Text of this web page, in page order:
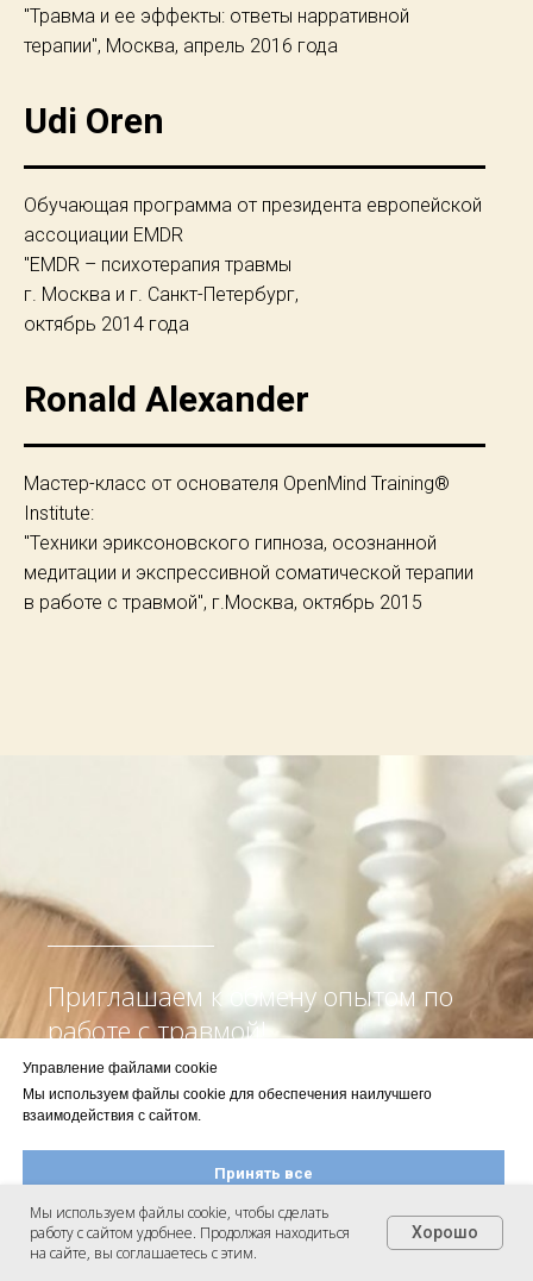
Управление файлами cookie
Мы используем файлы cookie для обеспечения наилучшего
взаимодействия с сайтом.
Принять все
Настроить файлы cookie
"Травма и ее эффекты: ответы нарративной
терапии", Москва, апрель 2016 года
Udi Oren
Обучающая программа от президента европейской
ассоциации EMDR
"EMDR – психотерапия травмы
г. Москва и г. Санкт-Петербург,
октябрь 2014 года
Ronald Alexander
Мастер-класс от основателя OpenMind Training®
Institute:
"Техники эриксоновского гипноза, осознанной
медитации и экспрессивной соматической терапии
в работе с травмой", г.Москва, октябрь 2015
Приглашаем к обмену опытом по
работе с травмой!
Мы используем файлы cookie, чтобы сделать
работу с сайтом удобнее. Продолжая находиться
на сайте, вы соглашаетесь с этим.
Хорошо